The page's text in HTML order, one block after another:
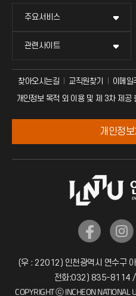
주요서비스
관련사이트
찾아오시는길 교직원찾기 이메일
개인정보 목적 외 이용 및 제 3차 제공
개인정
(우 : 22012) 인천광역시 연수구
전화:032) 835-8114
COPYRIGHT ⓒ INCHEON NATIONAL